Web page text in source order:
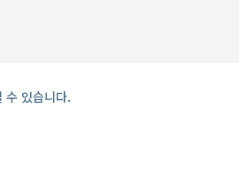
수 있습니다.